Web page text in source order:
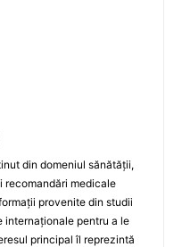
din domeniul sănătății,
medicale
provenite din studii
pentru a le
principal îl reprezintă